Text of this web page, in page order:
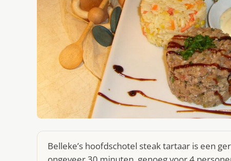
Belleke’s hoofdschotel steak tartaar is een